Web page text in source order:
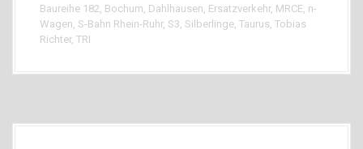
Baureihe 182, Bochum, Dahlhausen, Ersatzverkehr, MRCE, n-
Wagen, S-Bahn Rhein-Ruhr, S3, Silberlinge, Taurus, Tobias
Richter, TRI